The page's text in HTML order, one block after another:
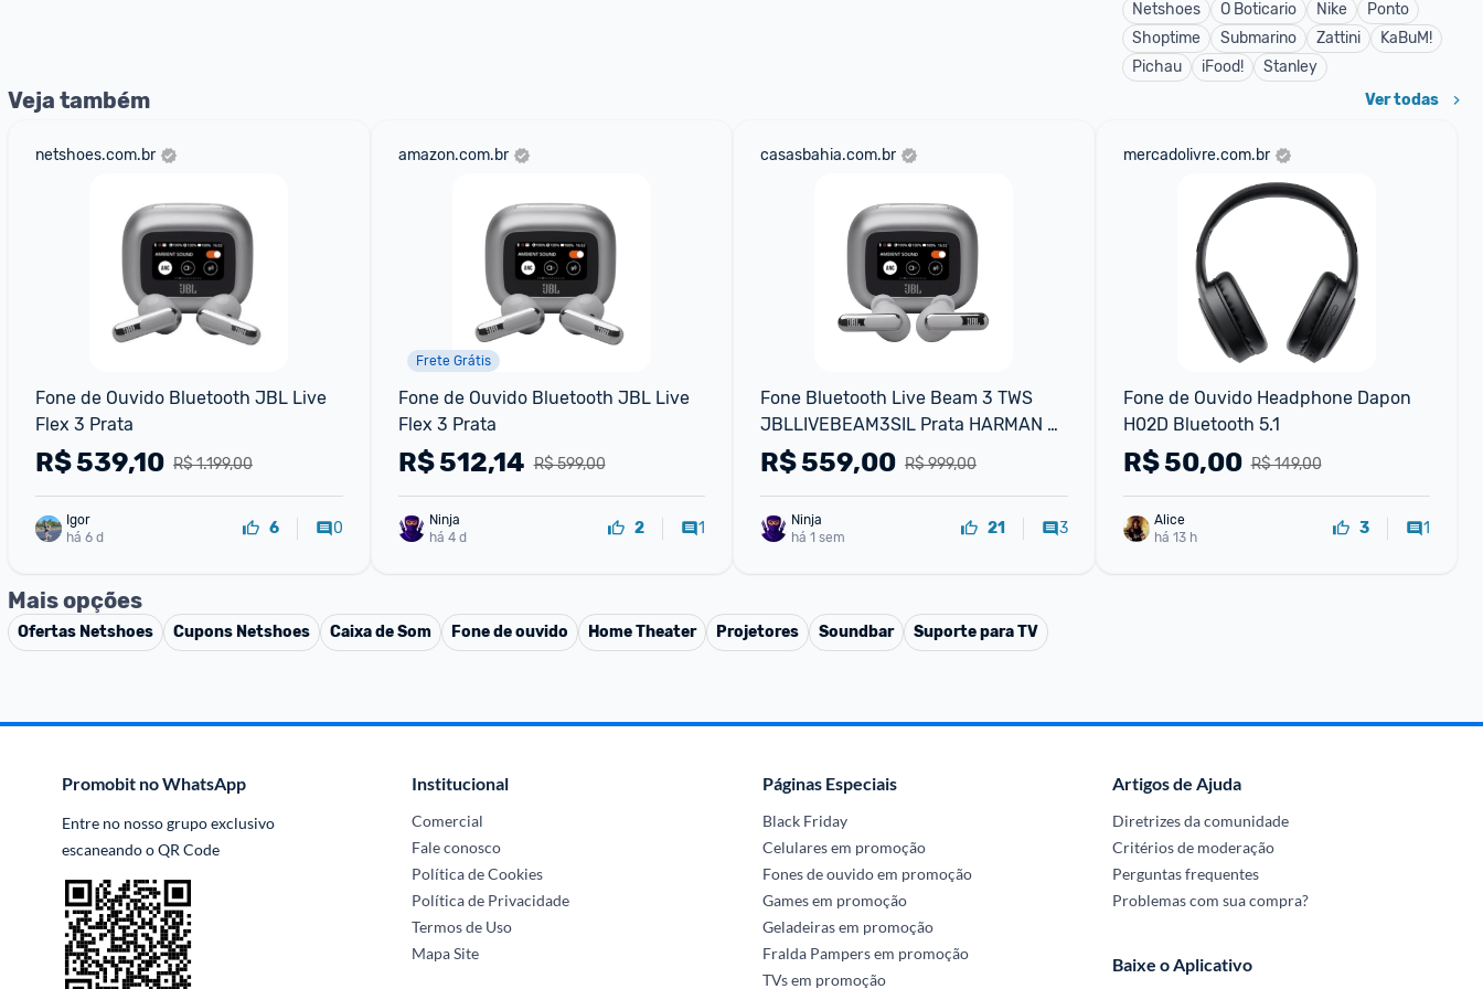
Netshoes
O Boticario Nike
Ponto
Shoptime
Submarino Zattini
KaBuM!
Pichau
iFood! Stanley
Veja também Ver todas
netshoes.com.br
Fone de Ouvido Bluetooth JBL Live
Flex 3 Prata
R$ 1.199,00
R$539,10
Igor
há 6 d
6 0
amazon.com.br
Frete Grátis
Fone de Ouvido Bluetooth JBL Live
Flex 3 Prata
R$ 599,00
R$512,14
há 4 d
2 1
casasbahia.com.br
Fone Bluetooth Live Beam 3 TWS
JBLLIVEBEAM3SIL Prata HARMAN
JBL
R$ 999,00
R$559,00
há 1 sem
21 3
mercadolivre.com.br
Fone de Ouvido Headphone Dapon
H02D Bluetooth 5.1
R$ 149,00
R$50,00
Alice
há 13 h
3 1
Mais opções
Ofertas Netshoes Cupons Netshoes Caixa de Som Fone de ouvido Home Theater Projetores Soundbar Suporte para TV
Promobit no WhatsApp
Entre no nosso grupo exclusivo
escaneando o QR Code
Institucional
Comercial
Fale conosco
Política de Cookies
Política de Privacidade
Termos de Uso
Mapa Site
Páginas Especiais
Black Friday
Celulares em promoção
Fones de ouvido em promoção
Games em promoção
Geladeiras em promoção
Fralda Pampers em promoção
TVs em promoção
Artigos de Ajuda
Diretrizes da comunidade
Critérios de moderação
Perguntas frequentes
Problemas com sua compra?
Baixe o Aplicativo